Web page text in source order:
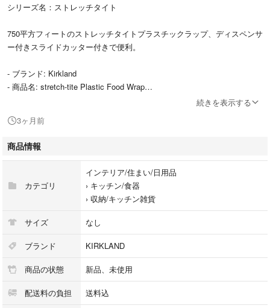
シリーズ名：ストレッチタイト
750平方フィートのストレッチタイトプラスチックラップ、ディスペンサ
ー付きスライドカッター付きで便利。
- ブランド: Kirkland
- 商品名: stretch-tite Plastic Food Wrap
コストコで人気のカークランドラップです。
・しっかり密着して使いやすいタイプ
・未使用品（自宅保管）
使い切れないため出品します。
コストコ会員でなくても購入できるチャンスです◎
※外箱に多少のスレ等ある場合がありますが、中身に問題はありません。
ご覧いただきありがとうございます。
続きを表示する
3ヶ月前
商品情報
カテゴリ
インテリア/住まい/日用品
› キッチン/食器
› 収納/キッチン雑貨
サイズ なし
ブランド KIRKLAND
商品の状態 新品、未使用
配送料の負担 送料込